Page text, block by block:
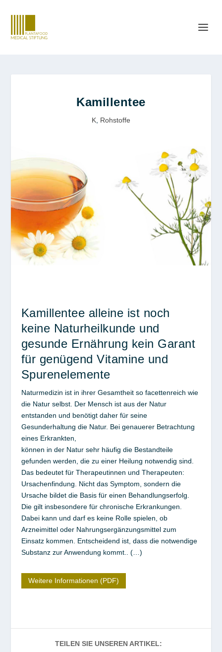
Kamillentee
K Rohstoffe
Kamillentee alleine ist noch
keine Naturheilkunde und
gesunde Ernährung kein Garant
für genügend Vitamine und
Spurenelemente
Naturmedizin ist in ihrer Gesamtheit so facettenreich wie
die Natur selbst. Der Mensch ist aus der Natur
entstanden und benötigt daher für seine
Gesunderhaltung die Natur. Bei genauerer Betrachtung
eines Erkrankten,
können in der Natur sehr häufig die Bestandteile
gefunden werden, die zu einer Heilung notwendig sind.
Das bedeutet für Therapeutinnen und Therapeuten:
Ursachenfindung. Nicht das Symptom, sondern die
Ursache bildet die Basis für einen Behandlungserfolg.
Die gilt insbesondere für chronische Erkrankungen.
Dabei kann und darf es keine Rolle spielen, ob
Arzneimittel oder Nahrungsergänzungsmittel zum
Einsatz kommen. Entscheidend ist, dass die notwendige
Substanz zur Anwendung kommt.. (…)
Weitere Informationen (PDF)
TEILEN SIE UNSEREN ARTIKEL: